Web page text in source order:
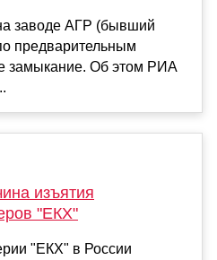
заводе АГР (бывший
предварительным
замыкание. Об этом РИА
изъятия
"ЕКХ"
"ЕКХ" в России